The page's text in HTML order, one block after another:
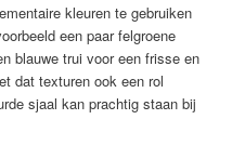
kleuren te gebruiken
een paar felgroene
blauwe trui voor een frisse en
dat texturen ook een rol
sjaal kan prachtig staan bij